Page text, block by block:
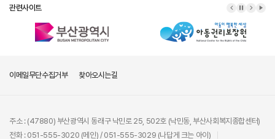
관련사이트
이메일무단수집거부 찾아오시는길
주소 : (47880) 부산광역시 동래구 낙민로 25, 502호 (낙민동, 부산사회복지종합센터)
전화 : 051-555-3020 (메인) / 051-555-3029 (나답게 크는 아이)